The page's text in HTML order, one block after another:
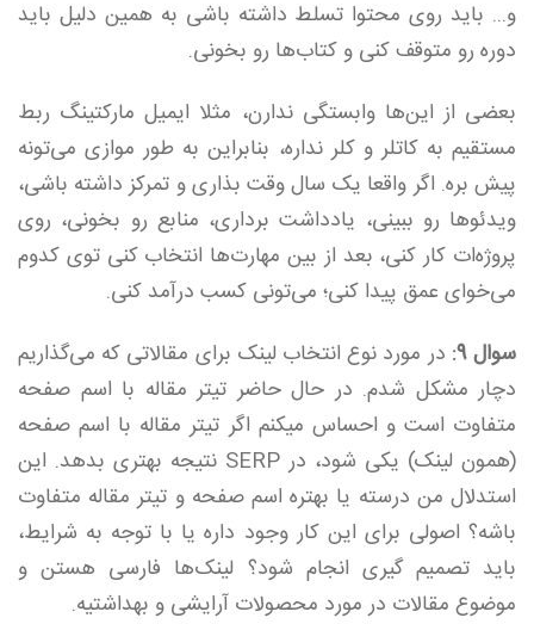
و... باید روی محتوا تسلط داشته باشی به همین دلیل باید
دوره رو متوقف کنی و کتاب‌ها رو بخونی.
بعضی از این‌ها وابستگی ندارن، مثلا ایمیل مارکتینگ ربط
مستقیم به کاتلر و کلر نداره، بنابراین به طور موازی می‌تونه
پیش بره. اگر واقعا یک سال وقت بذاری و تمرکز داشته باشی،
ویدئوها رو ببینی، یادداشت برداری، منابع رو بخونی، روی
پروژه‌ات کار کنی، بعد از بین مهارت‌ها انتخاب کنی توی کدوم
می‌خوای عمق پیدا کنی؛ می‌تونی کسب درآمد کنی.
سوال 9:
در مورد نوع انتخاب لینک برای مقالاتی که می‌گذاریم
دچار مشکل شدم. در حال حاضر تیتر مقاله با اسم صفحه
متفاوت است و احساس میکنم اگر تیتر مقاله با اسم صفحه
(همون لینک) یکی شود، در SERP نتیجه بهتری بدهد. این
استدلال من درسته یا بهتره اسم صفحه و تیتر مقاله متفاوت
باشه؟ اصولی برای این کار وجود داره یا با توجه به شرایط،
باید تصمیم گیری انجام شود؟ لینک‌ها فارسی هستن و
موضوع مقالات در مورد محصولات آرایشی و بهداشتیه.